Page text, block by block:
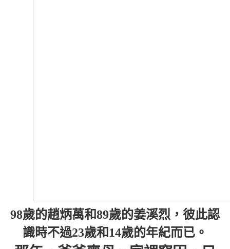
98歲的趙炳萬和89歲的姜溪烈，彼此認
識時不過23歲和14歲的年紀而已。